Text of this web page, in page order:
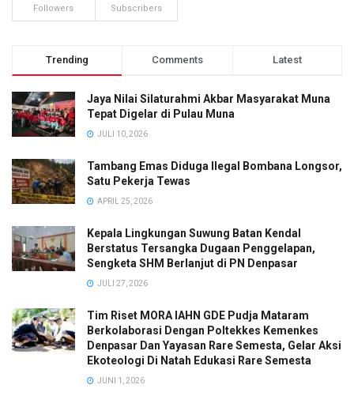
Followers Subscribers
Trending Comments Latest
Jaya Nilai Silaturahmi Akbar Masyarakat Muna
Tepat Digelar di Pulau Muna
JULI 10, 2026
Tambang Emas Diduga Ilegal Bombana Longsor,
Satu Pekerja Tewas
APRIL 25, 2026
Kepala Lingkungan Suwung Batan Kendal
Berstatus Tersangka Dugaan Penggelapan,
Sengketa SHM Berlanjut di PN Denpasar
JULI 27, 2026
Tim Riset MORA IAHN GDE Pudja Mataram
Berkolaborasi Dengan Poltekkes Kemenkes
Denpasar Dan Yayasan Rare Semesta, Gelar Aksi
Ekoteologi Di Natah Edukasi Rare Semesta
JUNI 1, 2026